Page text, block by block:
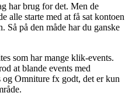
har brug for det. Men de
alle starte med at få sat kontoen
Så på den måde har du ganske
som har mange klik-events.
at blande events med
Omniture fx godt, det er kun